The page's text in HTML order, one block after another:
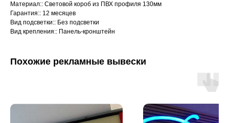
Материал:: Световой короб из ПВХ профиля 130мм
Гарантия:: 12 месяцев
Вид подсветки:: Без подсветки
Вид крепления:: Панель-кронштейн
Похожие рекламные вывески